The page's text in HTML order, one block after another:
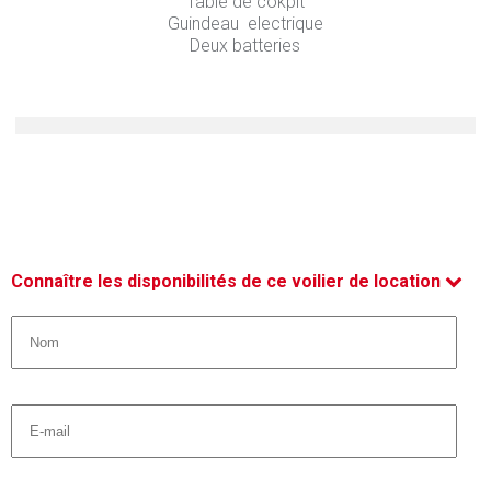
Guindeau electrique
Deux batteries
Connaître les disponibilités de ce voilier de location